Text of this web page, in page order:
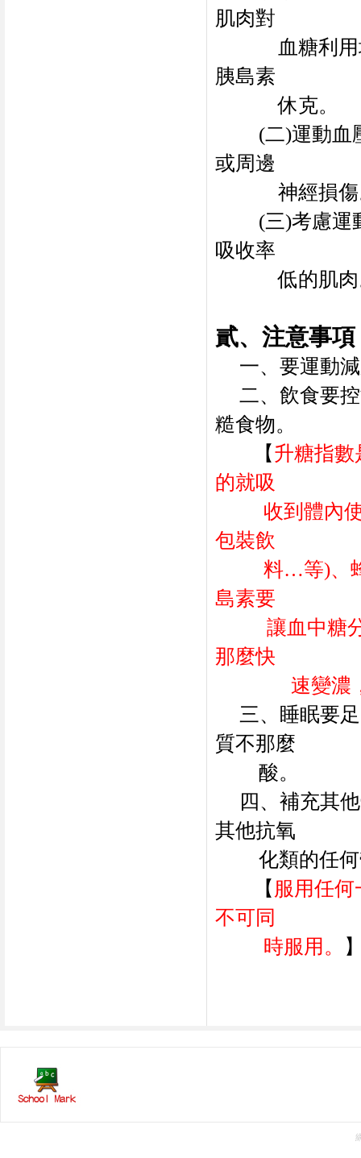
肌肉對
血糖利
胰島素
休克。
(二)運動血
或周邊
神經損
(三)考慮運
吸收率
低的肌
貳、注意事項
一、要運動
二、飲食要
糙食物。
【升糖指數
的就吸
收到體內
包裝飲
料…等)、
島素要
讓血中糖
那麼快
速變濃
三、睡眠要足
質不那麼
酸。
四、補充其
其他抗氧
化類的任
【 服用任
不可同
時服用。